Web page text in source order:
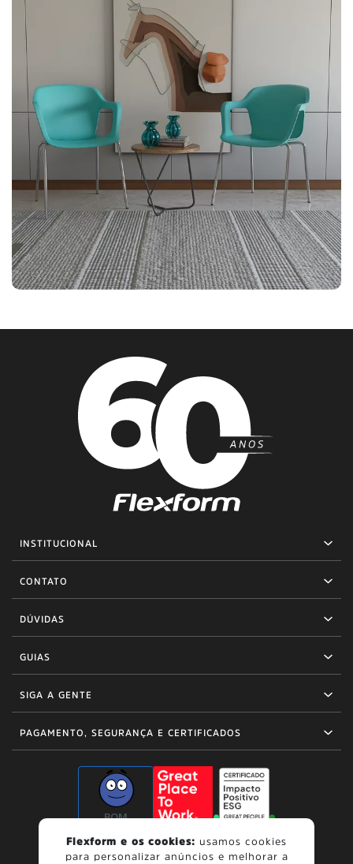
INSTITUCIONAL
CONTATO
DÚVIDAS
GUIAS
SIGA A GENTE
PAGAMENTO, SEGURANÇA E CERTIFICADOS
BOM
Flexform e os cookies: usamos cookies
para personalizar anúncios e melhorar a